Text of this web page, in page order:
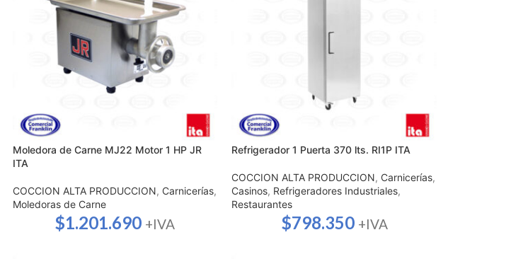
Moledora de Carne MJ22 Motor 1 HP JR
ITA
COCCION ALTA PRODUCCION, Carnicerías,
Moledoras de Carne
$1.201.690 +IVA
Refrigerador 1 Puerta 370 lts. RI1P ITA
COCCION ALTA PRODUCCION, Carnicerías,
Casinos, Refrigeradores Industriales,
Restaurantes
$798.350 +IVA